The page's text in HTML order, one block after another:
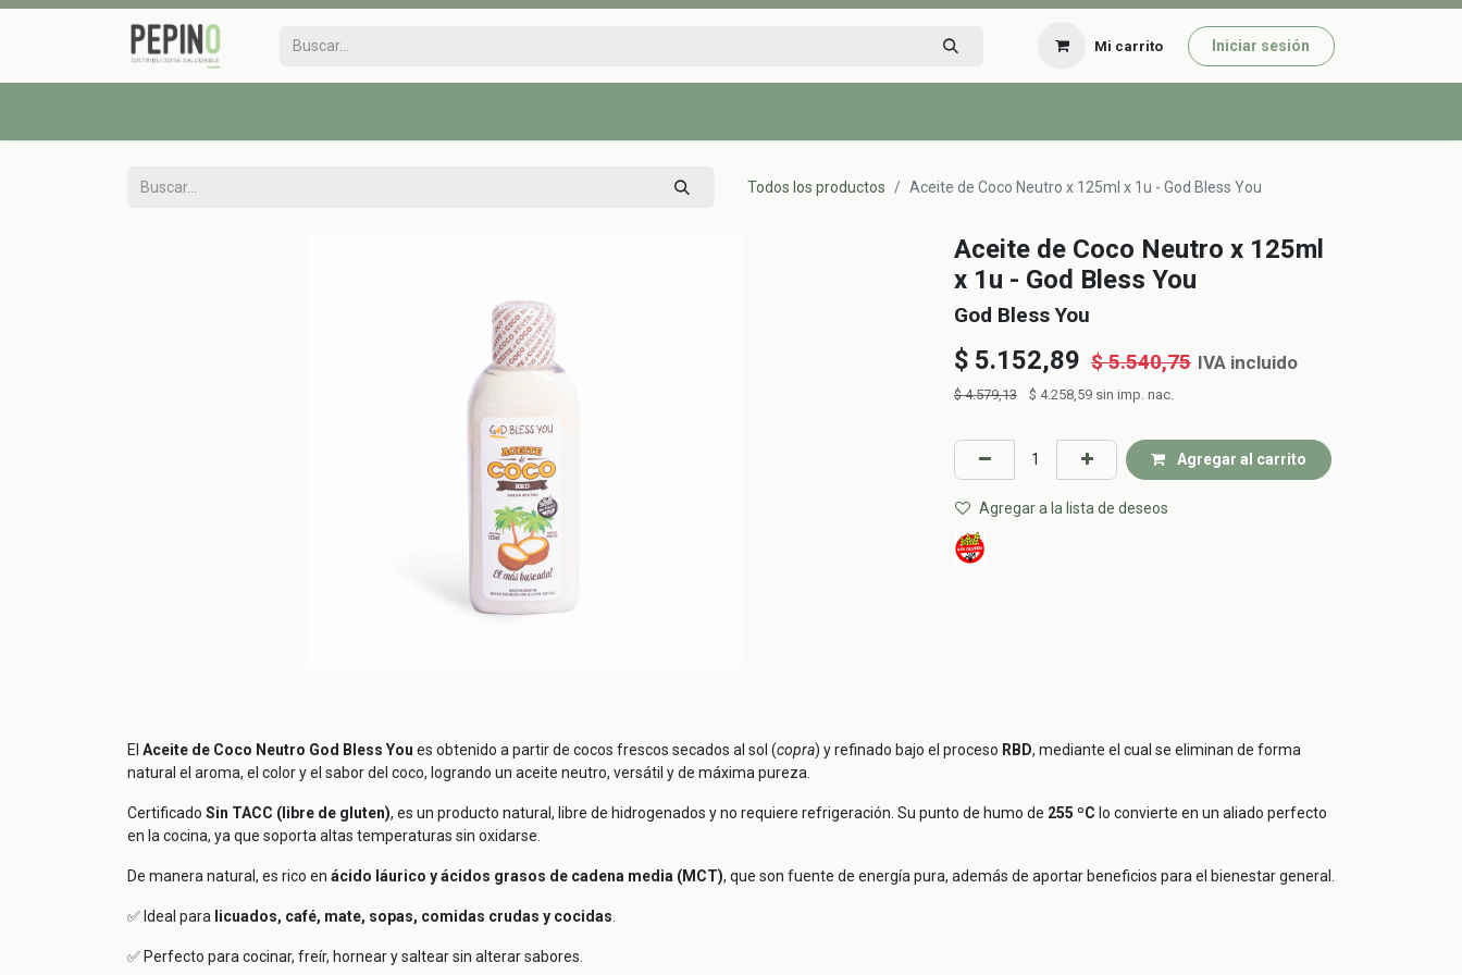
Mi carrito Iniciar sesión
Todos los productos Aceite de Coco Neutro x 125ml x 1u - God Bless You
Aceite de Coco Neutro x 125ml
x 1u - God Bless You
God Bless You
$ 5.152,89 $5.540,75 IVA incluido
$4.579,13 $ 4.258,59 sin imp. nac.
Agregar al carrito
Agregar a la lista de deseos
El Aceite de Coco Neutro God Bless You es obtenido a partir de cocos frescos secados al sol (copra) y refinado bajo el proceso RBD, mediante el cual se eliminan de forma
natural el aroma, el color y el sabor del coco, logrando un aceite neutro, versátil y de máxima pureza.
Certificado Sin TACC (libre de gluten), es un producto natural, libre de hidrogenados y no requiere refrigeración. Su punto de humo de 255 ºC lo convierte en un aliado perfecto
en la cocina, ya que soporta altas temperaturas sin oxidarse.
De manera natural, es rico en ácido láurico y ácidos grasos de cadena media (MCT), que son fuente de energía pura, además de aportar beneficios para el bienestar general.
✅ Ideal para licuados, café, mate, sopas, comidas crudas y cocidas
✅ Perfecto para cocinar, freír, hornear y saltear sin alterar sabores.